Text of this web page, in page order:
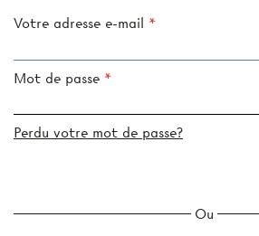
Votre adresse e-mail
Mot de passe
Perdu votre mot de passe?
Ou